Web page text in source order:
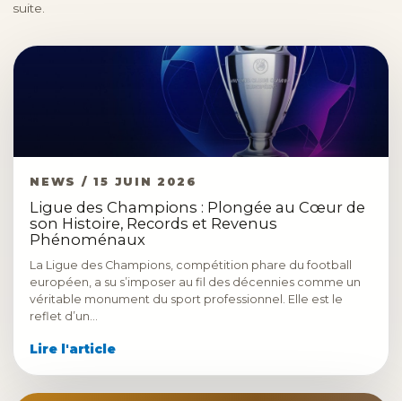
suite.
NEWS / 15 JUIN 2026
Ligue des Champions : Plongée au Cœur de
son Histoire, Records et Revenus
Phénoménaux
La Ligue des Champions, compétition phare du football
européen, a su s’imposer au fil des décennies comme un
véritable monument du sport professionnel. Elle est le
reflet d’un…
Lire l'article